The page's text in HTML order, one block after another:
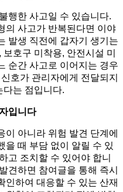
행한 사고일 수 있습니다.
의 사고가 반복된다면 이야
발생 직전에 갑자기 생기는
호구 미착용, 안전시설 미
순간 사고로 이어지는 경우
호가 관리자에게 전달되지
다는 점입니다.
입니다
이 아니라 위험 발견 단계에
을 때 부담 없이 알릴 수 있
고 조치할 수 있어야 합니
견하면 참여글을 통해 즉시
인하여 대응할 수 있는 산재